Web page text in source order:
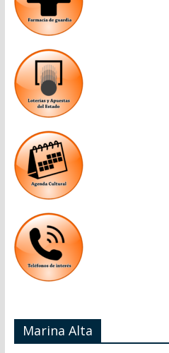
Marina Alta